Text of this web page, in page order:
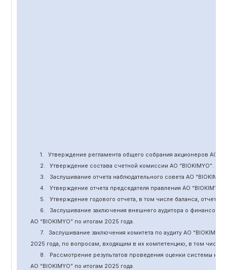
1. Утверждение регламента общего собрания акционеров АО “
2.
Утверждение состава счетной комиссии АО “BIOKIMYO”.
3.
Заслушивание отчета наблюдательного совета АО “BIOKIMYO
4.
Утверждение отчета председателя правления АО “BIOKIMYO
5.
Утверждение годового отчета, в том числе баланса, отчет о
6.
Заслушивание заключения внешнего аудитора о финансовой
АО “BIOKIMYO”по итогам 2025 года.
7.
Заслушивание заключения комитета по аудитуАО “BIOKIMYO
2025 года, по вопросам, входящим в их компетенцию, в том
8.
Рассмотрение результатов проведения оценки системы
АО “BIOKIMYO”по итогам 2025 года.